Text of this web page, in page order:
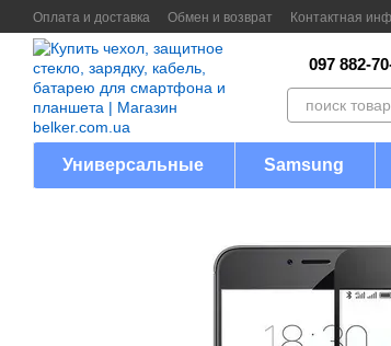
Перейти к основному контенту
Оплата и доставка Обмен и возврат Контактная
097 882-
Универсальные Samsung